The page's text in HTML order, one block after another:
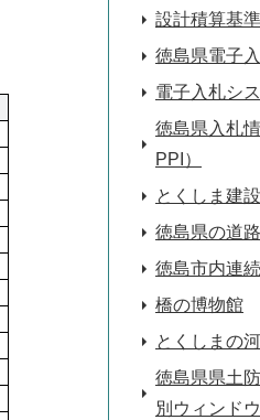
設計積算基
徳島県電子
電子入札シ
徳島県入札
PPI）
とくしま建
徳島県の道路
徳島市内連
橋の博物館
とくしまの
徳島県県土
別ウィンド